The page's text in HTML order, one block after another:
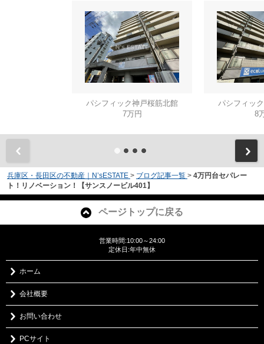
パシフィック神戸桜筋北館
7万円
パシフィッ
8
兵庫区・長田区の不動産｜N’sESTATE > ブログ記事一覧 > 4万円台セパレー
ト！リノベーション！【サンスノービル401】
ページトップに戻る
営業時間:10:00～24:00
定休日:年中無休
ホーム
会社概要
お問い合わせ
PCサイト